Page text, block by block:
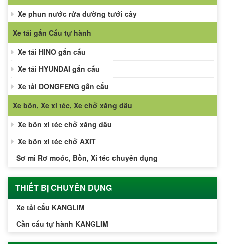
Xe phun nước rửa đường tưới cây
Xe tải gắn Cẩu tự hành
Xe tải HINO gắn cẩu
Xe tải HYUNDAI gắn cẩu
Xe tải DONGFENG gắn cẩu
Xe bồn, Xe xi téc, Xe chở xăng dầu
Xe bồn xi téc chở xăng dầu
Xe bồn xi téc chở AXIT
Sơ mi Rơ moóc, Bồn, Xi téc chuyên dụng
THIẾT BỊ CHUYÊN DỤNG
Xe tải cẩu KANGLIM
Cần cẩu tự hành KANGLIM